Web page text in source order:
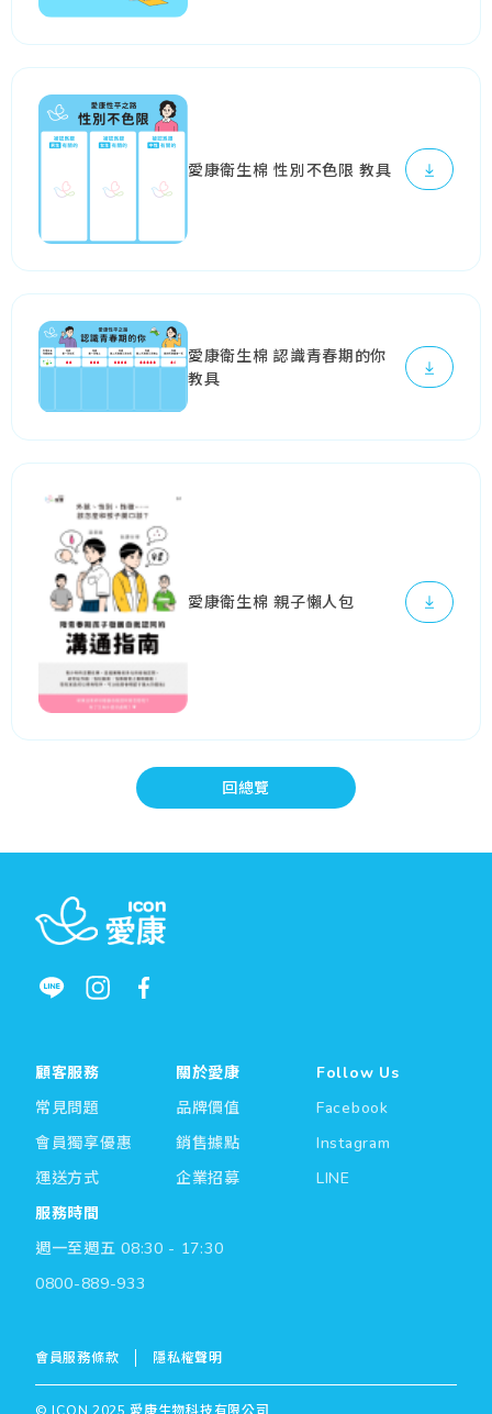
愛康衛生棉 性別不色限 教具
愛康衛生棉 認識青春期的你
教具
愛康衛生棉 親子懶人包
回總覽
顧客服務
常見問題
會員獨享優惠
運送方式
關於愛康
品牌價值
銷售據點
企業招募
Follow Us
Facebook
Instagram
LINE
服務時間
週一至週五 08:30 - 17:30
0800-889-933
會員服務條款 隱私權聲明